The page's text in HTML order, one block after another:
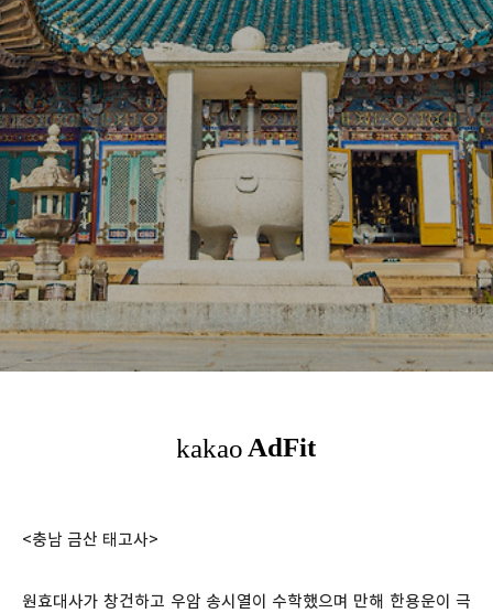
<충남 금산 태고사>
원효대사가 창건하고 우암 송시열이 수학했으며 만해 한용운이 극